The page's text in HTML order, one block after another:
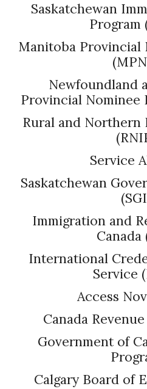
Saskatchewan
Program
Manitoba Provincial
Newfoundland
Provincial Nominee
Rural and
Service
Saskatchewan
Immigration and
Canada
International
Service
Access
Canada
Government of
Calgary Board of